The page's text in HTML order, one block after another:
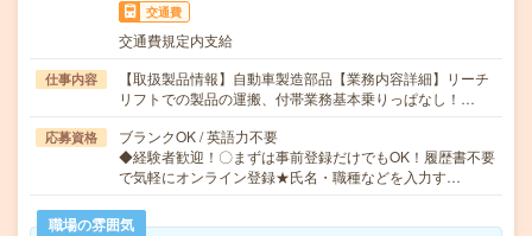
交通費
交通費規定内支給
仕事内容
【取扱製品情報】自動車製造部品【業務内容詳細】リーチ
リフトでの製品の運搬、付帯業務基本乗りっぱなし！…
応募資格
ブランクOK / 英語力不要
◆経験者歓迎！〇まずは事前登録だけでもOK！履歴書不要
で気軽にオンライン登録★氏名・職種などを入力す…
職場の雰囲気